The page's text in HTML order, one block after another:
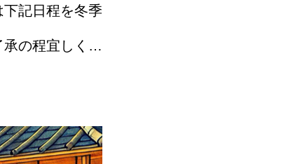
記日程を冬季
の程宜しくお